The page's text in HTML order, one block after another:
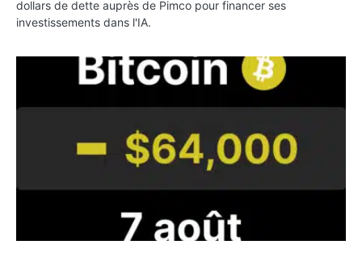
dollars de dette auprès de Pimco pour financer ses
investissements dans l'IA.
Bitcoin stagne à 64 000 dollars pendant que les